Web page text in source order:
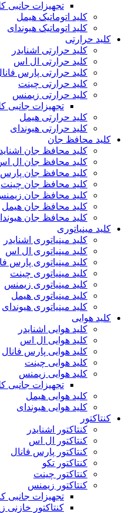
تجهیزات جانبی
کلید اتوماتیک هیمل
کلید اتوماتیک هیوندای
کلید حرارتی
کلید حرارتی اشنایدر
کلید حرارتی ال اس
کلید حرارتی پارس
کلید حرارتی چینت
کلید حرارتی زیمنس
تجهیزات جانبی
کلید حرارتی هیمل
کلید حرارتی هیوندای
کلید محافظ جان
کلید محافظ جان
کلید محافظ جان ال
کلید محافظ جان پارس
کلید محافظ جان چینت
کلید محافظ جان
کلید محافظ جان هیمل
کلید محافظ جان
کلید مینیاتوری
کلید مینیاتوری اشنایدر
کلید مینیاتوری ال اس
کلید مینیاتوری پارس
کلید مینیاتوری چینت
کلید مینیاتوری زیمنس
کلید مینیاتوری هیمل
کلید مینیاتوری هیوندای
کلید هوایی
کلید هوایی اشنایدر
کلید هوایی ال اس
کلید هوایی پارس فانال
کلید هوایی چینت
کلید هوایی زیمنس
تجهیزات جانبی
کلید هوایی هیمل
کلید هوایی هیوندای
کنتاکتور
کنتاکتور اشنایدر
کنتاکتور ال اس
کنتاکتور پارس فانال
کنتاکتور تکو
کنتاکتور چینت
کنتاکتور زیمنس
تجهیزات جانبی
کنتاکتور خازنی